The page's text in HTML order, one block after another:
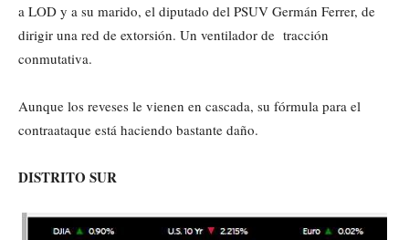
a LOD y a su marido, el diputado del PSUV Germán Ferrer, de
dirigir una red de extorsión. Un ventilador de tracción
conmutativa.
Aunque los reveses le vienen en cascada, su fórmula para el
contraataque está haciendo bastante daño.
DISTRITO SUR